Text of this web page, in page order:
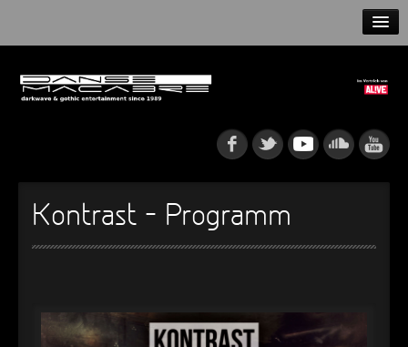
NEWS
Kontrast – Programm